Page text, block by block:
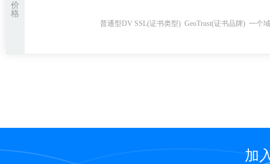
价
格
普通型DV SSL(证书类型) GeoTrust(证书品牌) 一个
加